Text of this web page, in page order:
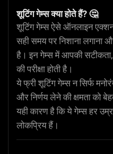
शूटिंग गेम्स क्या होते हैं? 🤔
शूटिंग गेम्स ऐसे ऑनलाइन
सही समय पर निशाना लगाना
है। इन गेम्स में आपकी
की परीक्षा होती है।
ये फ्री शूटिंग गेम्स न सिर्फ
और निर्णय लेने की क्षमता को
यही कारण है कि ये गेम्स हर
लोकप्रिय हैं।